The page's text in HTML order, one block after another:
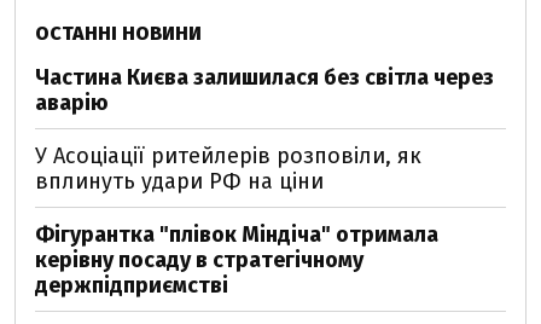
ОСТАННІ НОВИНИ
Частина Києва залишилася без світла через
аварію
У Асоціації ритейлерів розповіли, як
вплинуть удари РФ на ціни
Фігурантка "плівок Міндіча" отримала
керівну посаду в стратегічному
держпідприємстві